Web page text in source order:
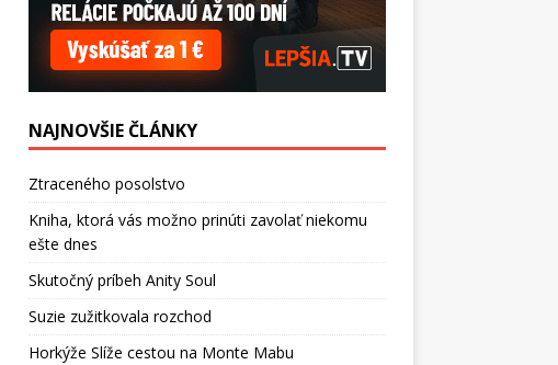
NAJNOVŠIE ČLÁNKY
Ztraceného posolstvo
Kniha, ktorá vás možno prinúti zavolať niekomu
ešte dnes
Skutočný príbeh Anity Soul
Suzie zužitkovala rozchod
Horkýže Slíže cestou na Monte Mabu